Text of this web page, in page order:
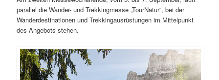
parallel die Wander- und Trekkingmesse „TourNatur“, bei der
Wanderdestinationen und Trekkingausrüstungen im Mittelpunkt
des Angebots stehen.